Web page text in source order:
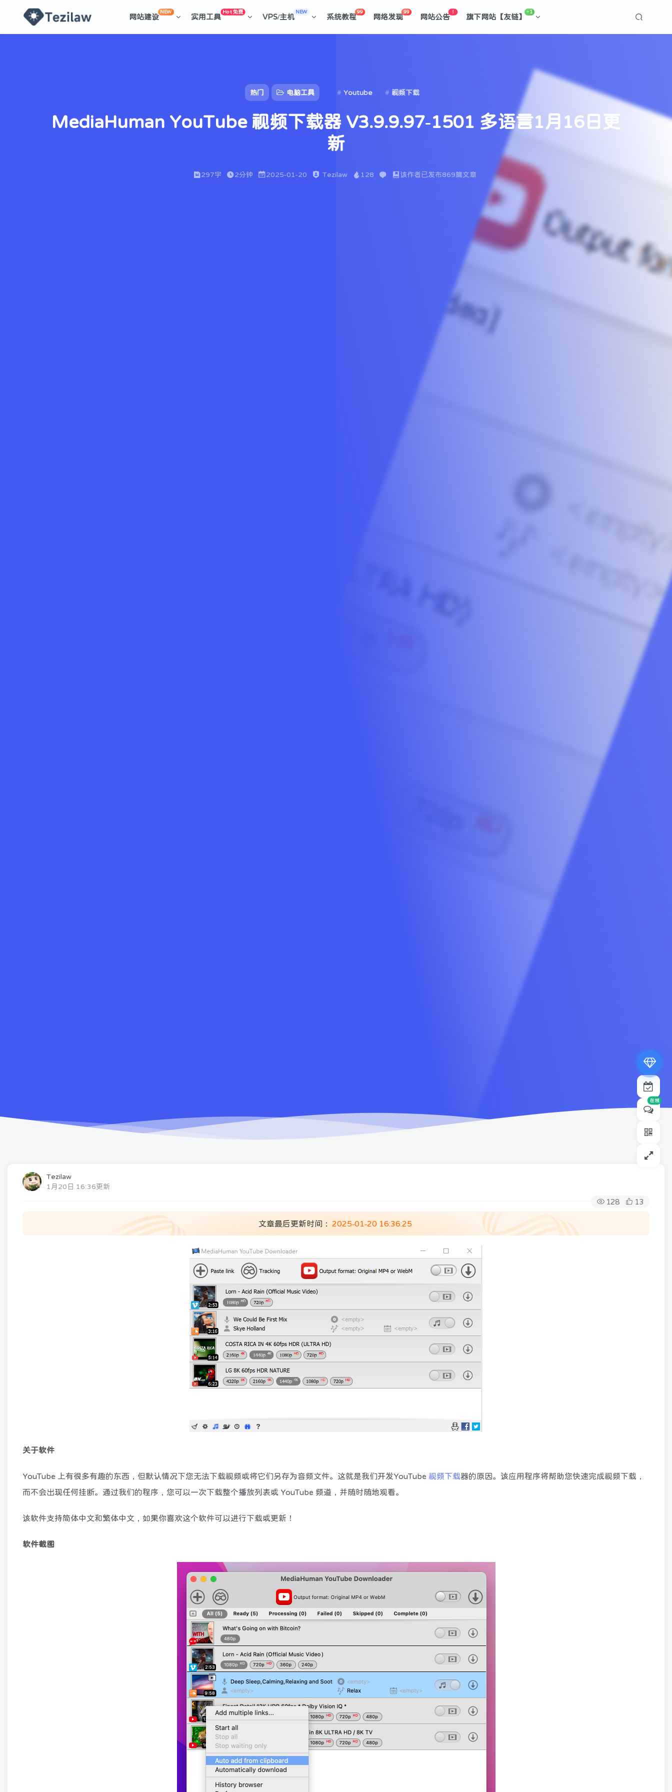
热门 电脑工具 Youtube 视频下载
MediaHuman YouTube 视频下载器 V3.9.9.97-1501 多语言1月16日更
新
297字 2分钟 2025-01-20 Tezilaw 128 该作者已发布869篇文章
网站建设
NEW
实用工具
Hot 免费
VPS/主机
NEW
系统教程
99
网络发现
99
网站公告
！
旗下网站【友链】
+1
Tezilaw
1月20日 16:36更新
128 13
文章最后更新时间： 2025-01-20 16:36:25
关于软件
YouTube 上有很多有趣的东西，但默认情况下您无法下载视频或将它们另存为音频文件。这就是我们开发YouTube 视频下载器的原因。该应用程序将帮助您快速完成视频下载，
而不会出现任何挂断。通过我们的程序，您可以一次下载整个播放列表或 YouTube 频道，并随时随地观看。
该软件支持简体中文和繁体中文，如果你喜欢这个软件可以进行下载或更新！
软件截图
在线